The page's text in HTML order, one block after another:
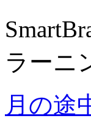
ラーニ
月の途